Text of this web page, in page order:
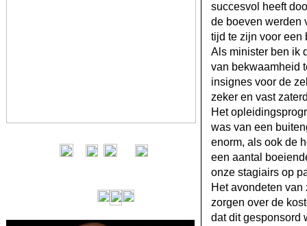
succesvol heeft
de boeven werden
tijd te zijn voor een
Als minister ben ik
van bekwaamheid
insignes voor de
zeker en vast
Het
was van een
enorm, als ook de
een aantal
onze stagiairs op
Het avondeten
zorgen over de
dat dit gesponsord